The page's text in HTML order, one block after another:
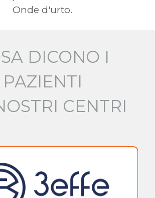
Onde d'urto.
DICONO I
PAZIENTI
CENTRI